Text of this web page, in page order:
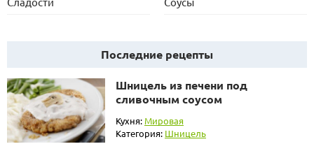
Последние рецепты
Шницель из печени под
сливочным соусом
Кухня: Мировая
Категория: Шницель